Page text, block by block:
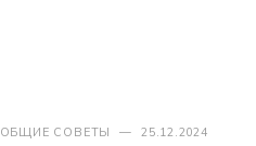
ОБЩИЕ СОВЕТЫ — 25.12.2024